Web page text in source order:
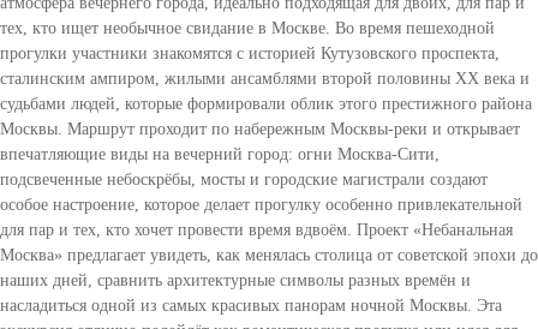
тех, кто ищет необычное свидание в Москве. Во время пешеходной
прогулки участники знакомятся с историей Кутузовского проспекта,
сталинским ампиром, жилыми ансамблями второй половины XX века и
судьбами людей, которые формировали облик этого престижного района
Москвы. Маршрут проходит по набережным Москвы-реки и открывает
впечатляющие виды на вечерний город: огни Москва-Сити,
подсвеченные небоскрёбы, мосты и городские магистрали создают
особое настроение, которое делает прогулку особенно привлекательной
для пар и тех, кто хочет провести время вдвоём. Проект «Небанальная
Москва» предлагает увидеть, как менялась столица от советской эпохи до
наших дней, сравнить архитектурные символы разных времён и
насладиться одной из самых красивых панорам ночной Москвы. Эта